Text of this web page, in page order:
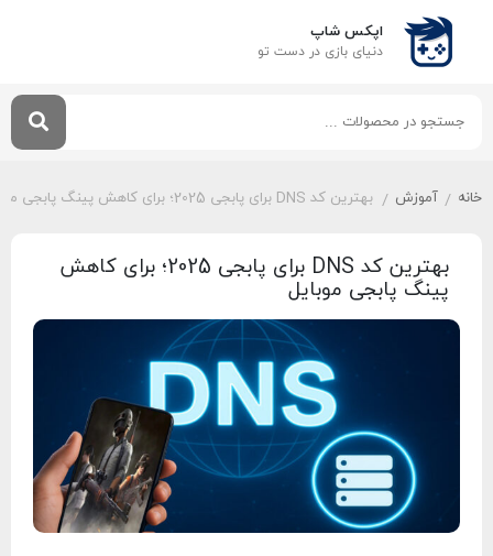
اپکس شاپ
دنیای بازی‌ در دست تو
خانه / آموزش / بهترین کد DNS‌ برای پابجی 2025؛ برای کاهش پینگ پابجی موبایل
بهترین کد DNS‌ برای پابجی 2025؛ برای کاهش
پینگ پابجی موبایل